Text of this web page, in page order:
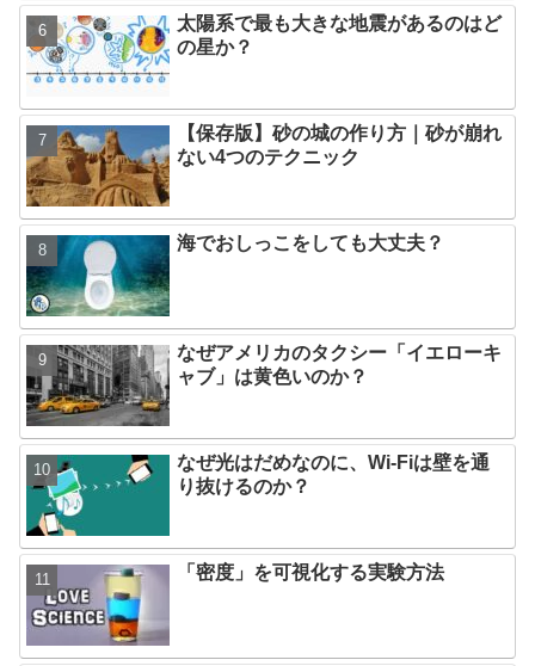
太陽系で最も大きな地震があるのはど
の星か？
【保存版】砂の城の作り方｜砂が崩れ
ない4つのテクニック
海でおしっこをしても大丈夫？
なぜアメリカのタクシー「イエローキ
ャブ」は黄色いのか？
なぜ光はだめなのに、Wi-Fiは壁を通
り抜けるのか？
「密度」を可視化する実験方法